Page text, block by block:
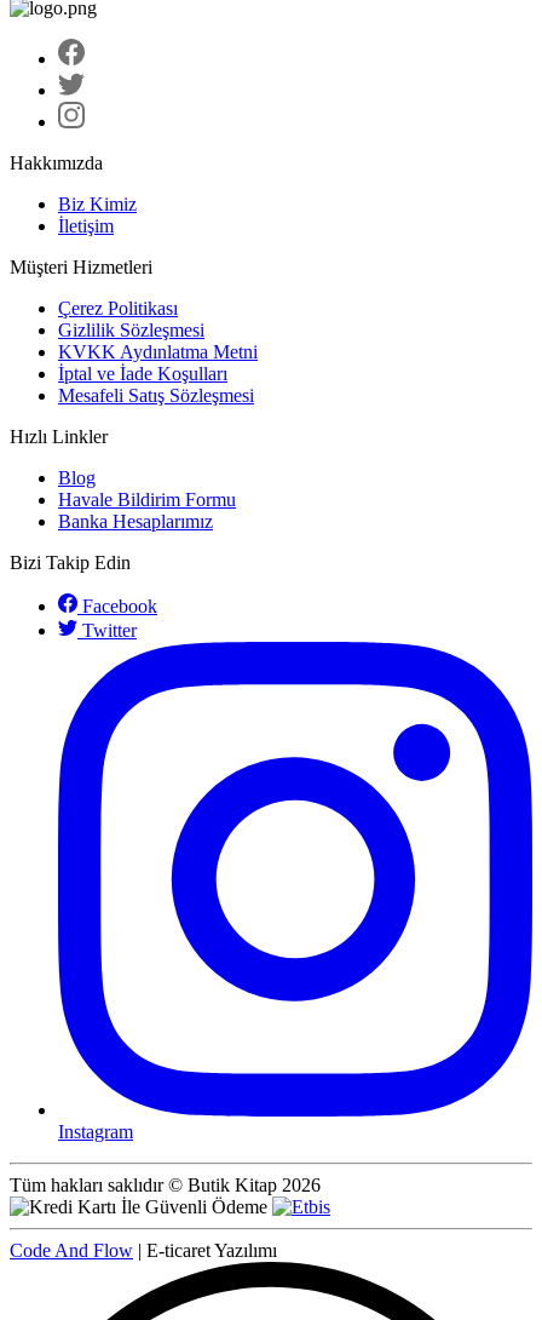
Hakkımızda
Biz Kimiz
İletişim
Müşteri Hizmetleri
Çerez Politikası
Gizlilik Sözleşmesi
KVKK Aydınlatma Metni
İptal ve İade Koşulları
Mesafeli Satış Sözleşmesi
Hızlı Linkler
Blog
Havale Bildirim Formu
Banka Hesaplarımız
Bizi Takip Edin
Facebook
Twitter
Instagram
Tüm hakları saklıdır © Butik Kitap 2026
Code And Flow | E-ticaret Yazılımı